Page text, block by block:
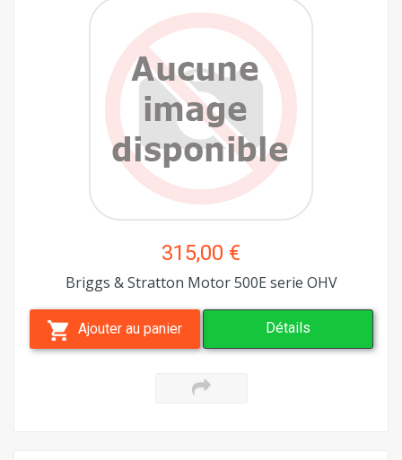
315,00 €
Briggs & Stratton Motor 500E serie OHV
Ajouter au panier Détails